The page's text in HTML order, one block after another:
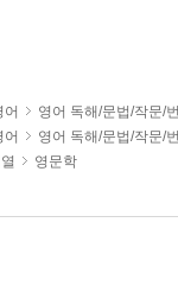
어
영어 독해/문법/작문/
어
영어 독해/문법/작문/
영문학